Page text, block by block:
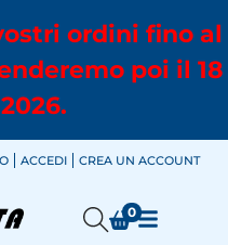
ordini fino al
poi il 18
ACCEDI CREA UN ACCOUNT
0